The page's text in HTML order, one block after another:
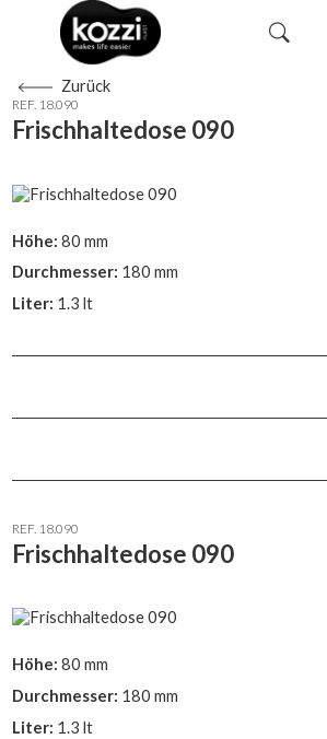
Zurück
REF. 18.090
Frischhaltedose 090
Höhe: 80 mm
Durchmesser: 180 mm
Liter: 1.3 lt
REF. 18.090
Frischhaltedose 090
Höhe: 80 mm
Durchmesser: 180 mm
Liter: 1.3 lt